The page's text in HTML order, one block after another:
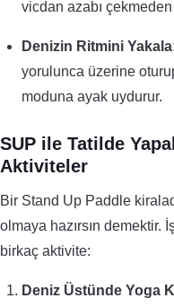
vicdan azabı
Denizin Ritmini
yorulunca üzerine
moduna ayak uydurur.
SUP ile Tatilde
Aktiviteler
Bir Stand Up Paddle
olmaya hazırsın demektir.
birkaç aktivite:
Deniz Üstünde Yoga